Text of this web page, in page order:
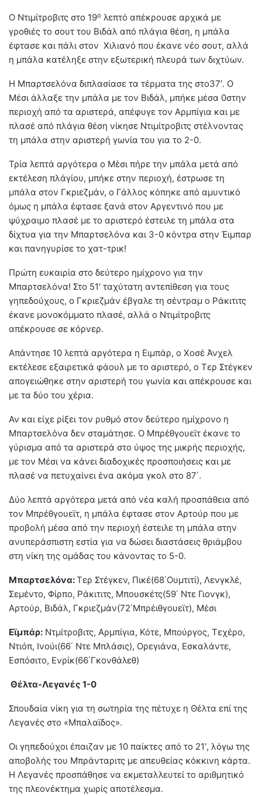
Ο Ντιμίτροβιτς στο 19ο λεπτό απέκρουσε αρχικά με
γροθιές το σουτ του Βιδάλ από πλάγια θέση, η μπάλα
έφτασε και πάλι στον Χιλιανό που έκανε νέο σουτ, αλλά
η μπάλα κατέληξε στην εξωτερική πλευρά των διχτύων.
Η Μπαρτσελόνα διπλασίασε τα τέρματα της στο37′. Ο
Μέσι άλλαξε την μπάλα με τον Βιδάλ, μπήκε μέσα 0στην
περιοχή από τα αριστερά, απέφυγε τον Αρμπίγια και με
πλασέ από πλάγια θέση νίκησε Ντιμίτροβιτς στέλνοντας
τη μπάλα στην αριστερή γωνία του για το 2-0.
Τρία λεπτά αργότερα ο Μέσι πήρε την μπάλα μετά από
εκτέλεση πλάγίου, μπήκε στην περιοχή, έστρωσε τη
μπάλα στον Γκριεζμάν, ο Γάλλος κόπηκε από αμυντικό
όμως η μπάλα έφτασε ξανά στον Αργεντινό που με
ψύχραιμο πλασέ με το αριστερό έστειλε τη μπάλα στα
δίχτυα για την Μπαρτσελόνα και 3-0 κόντρα στην Έιμπαρ
και πανηγυρίσε το χατ-τρικ!
Πρώτη ευκαιρία στο δεύτερο ημίχρονο για την
Μπαρτσελόνα! Στο 51′ ταχύτατη αντεπίθεση για τους
γηπεδούχους, ο Γκριεζμάν έβγαλε τη σέντραμ ο Ράκιτιτς
έκανε μονοκόμματο πλασέ, αλλά ο Ντιμίτροβιτς
απέκρουσε σε κόρνερ.
Απάντησε 10 λεπτά αργότερα η Ειμπάρ, ο Χοσέ Άνχελ
εκτέλεσε εξαιρετικά φάουλ με το αριστερό, ο Τερ Στέγκεν
απογειώθηκε στην αριστερή του γωνία και απέκρουσε και
με τα δύο του χέρια.
Αν και είχε ρίξει τον ρυθμό στον δεύτερο ημίχρονο η
Μπαρτσελόνα δεν σταμάτησε. Ο Μπρέθγουεϊτ έκανε το
γύρισμα από τα αριστερά στο ύψος της μικρής περιοχής,
με τον Μέσι να κάνει διαδοχικές προσποιήσεις και με
πλασέ να πετυχαίνει ένα ακόμα γκολ στο 87΄.
Δύο λεπτά αργότερα μετά από νέα καλή προσπάθεια από
τον Μπρέθγουεϊτ, η μπάλα έφτασε στον Αρτούρ που με
προβολή μέσα από την περιοχή έστειλε τη μπάλα στην
ανυπεράσπιστη εστία για να δώσει διαστάσεις θριάμβου
στη νίκη της ομάδας του κάνοντας το 5-0.
Μπαρτσελόνα:Τερ Στέγκεν, Πικέ(68΄Ουμτιτί), Λενγκλέ,
Σεμέντο, Φίρπο, Ράκιτιτς, Μπουσκέτς(59΄ Ντε Γιονγκ),
Αρτούρ, Βιδάλ, Γκριεζμάν(72΄Μπρέιθγουεϊτ), Μέσι
Εϊμπάρ: Ντμίτροβιτς, Αρμπίγια, Κότε, Μπούργος, Τεχέρο,
Ντιόπ, Ινούι(66΄ Ντε Μπλάσις), Ορεγιάνα, Εσκαλάντε,
Εσπόσιτο, Ενρίκ(66΄Γκονθάλεθ)
Θέλτα-Λεγανές 1-0
Σπουδαία νίκη για τη σωτηρία της πέτυχε η Θέλτα επί της
Λεγανές στο «Μπαλαϊδος».
Οι γηπεδούχοι έπαιζαν με 10 παίκτες από το 21′, λόγω της
αποβολής του Μπράνταριτς με απευθείας κόκκινη κάρτα.
Η Λεγανές προσπάθησε να εκμεταλλευτεί το αριθμητικό
της πλεονέκτημα χωρίς αποτέλεσμα.